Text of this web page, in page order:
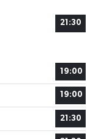
21:30
19:00
19:00
21:30